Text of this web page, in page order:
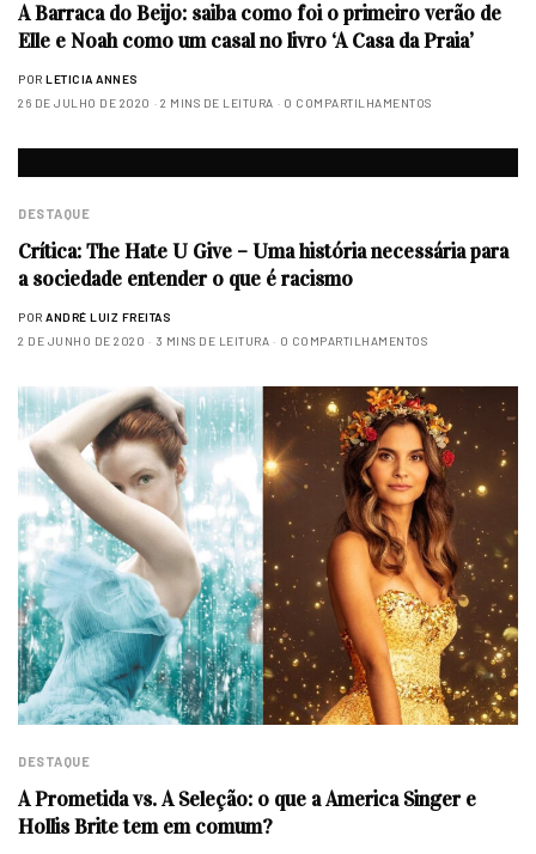
A Barraca do Beijo: saiba como foi o primeiro verão de
Elle e Noah como um casal no livro ‘A Casa da Praia’
POR LETICIA ANNES
26 DE JULHO DE 2020
2 MINS DE LEITURA 0 COMPARTILHAMENTOS
DESTAQUE
Crítica: The Hate U Give – Uma história necessária para
a sociedade entender o que é racismo
POR ANDRÉ LUIZ FREITAS
2 DE JUNHO DE 2020
3 MINS DE LEITURA 0 COMPARTILHAMENTOS
DESTAQUE
A Prometida vs. A Seleção: o que a America Singer e
Hollis Brite tem em comum?